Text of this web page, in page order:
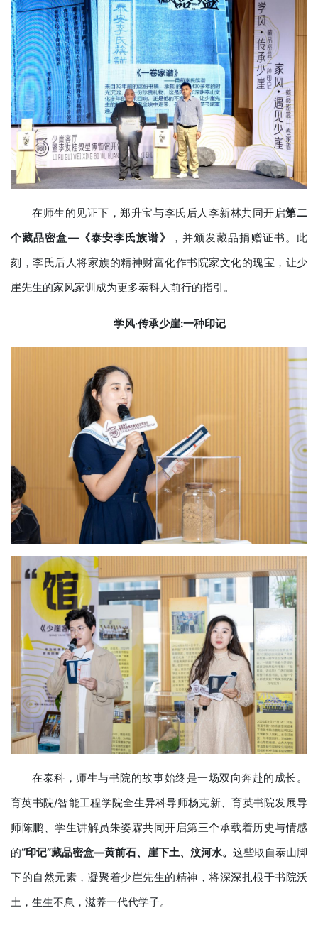
在师生的见证下，郑升宝与李氏后人李新林共同开启第二
个藏品密盒—《泰安李氏族谱》
，并颁发藏品捐赠证书。此
刻，李氏后人将家族的精神财富化作书院家文化的瑰宝，让少
崖先生的家风家训成为更多泰科人前行的指引。
学风·传承少崖:一种印记
在泰科，师生与书院的故事始终是一场双向奔赴的成长。
育英书院/智能工程学院全生异科导师杨克新、育英书院发展导
师陈鹏、学生讲解员朱姿霖共同开启第三个承载着历史与情感
的“印记”藏品密盒—黄前石、崖下土、汶河水。 这些取自泰山脚
下的自然元素，凝聚着少崖先生的精神，将深深扎根于书院沃
土，生生不息，滋养一代代学子。